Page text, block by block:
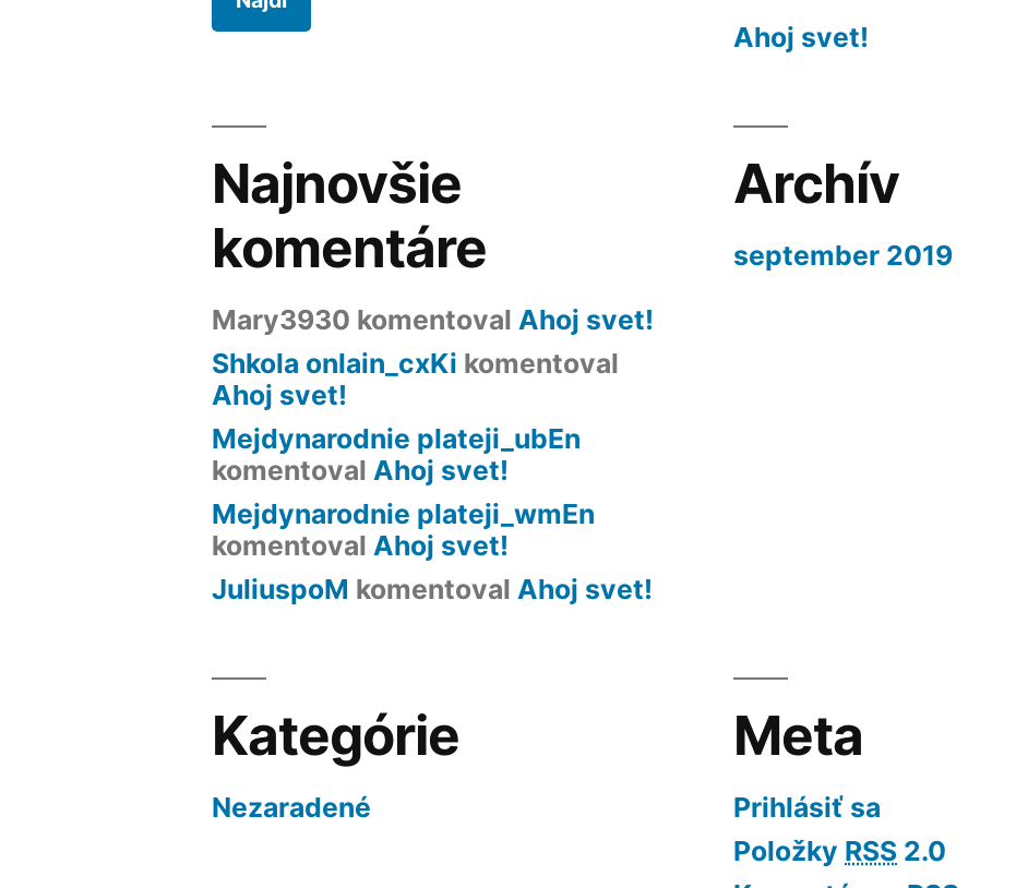
Ahoj svet!
Najnovšie
komentáre
Mary3930 komentovalAhoj svet!
Shkola onlain_cxKi komentoval
Ahoj svet!
Mejdynarodnie plateji_ubEn
komentovalAhoj svet!
Mejdynarodnie plateji_wmEn
komentovalAhoj svet!
JuliuspoM komentovalAhoj svet!
Archív
september 2019
Kategórie
Nezaradené
Meta
Prihlásiť sa
Položky RSS 2.0